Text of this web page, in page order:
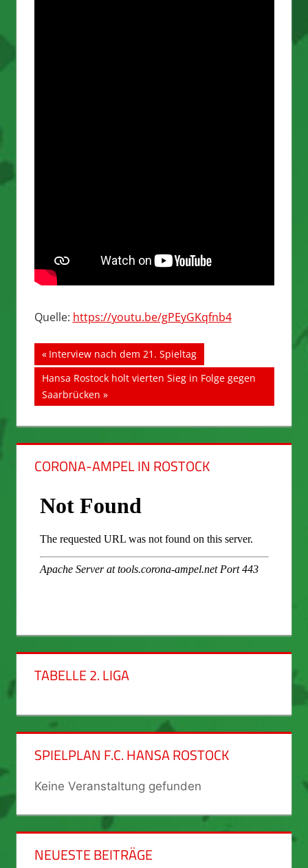
Quelle: https://youtu.be/gPEyGKqfnb4
Beitragsnavigation
Vorheriger
Beitrag:
Interview nach dem 21. Spieltag
Nächster
Beitrag:
Hansa Rostock holt vierten Sieg in Folge gegen
Saarbrücken
CORONA-AMPEL IN ROSTOCK
TABELLE 2. LIGA
SPIELPLAN F.C. HANSA ROSTOCK
Keine Veranstaltung gefunden
NEUESTE BEITRÄGE